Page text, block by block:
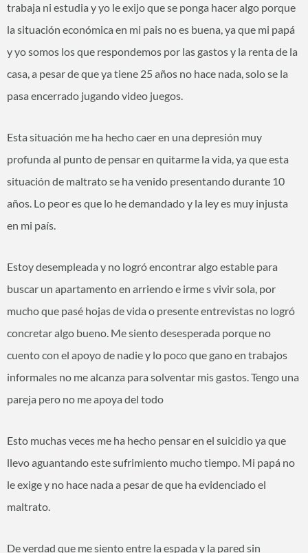
trabaja ni estudia y yo le exijo que se ponga hacer algo porque
la situación económica en mi pais no es buena, ya que mi papá
y yo somos los que respondemos por las gastos y la renta de la
casa, a pesar de que ya tiene 25 años no hace nada, solo se la
pasa encerrado jugando video juegos.
Esta situación me ha hecho caer en una depresión muy
profunda al punto de pensar en quitarme la vida, ya que esta
situación de maltrato se ha venido presentando durante 10
años. Lo peor es que lo he demandado y la ley es muy injusta
en mi país.
Estoy desempleada y no logró encontrar algo estable para
buscar un apartamento en arriendo e irme s vivir sola, por
mucho que pasé hojas de vida o presente entrevistas no logró
concretar algo bueno. Me siento desesperada porque no
cuento con el apoyo de nadie y lo poco que gano en trabajos
informales no me alcanza para solventar mis gastos. Tengo una
pareja pero no me apoya del todo
Esto muchas veces me ha hecho pensar en el suicidio ya que
llevo aguantando este sufrimiento mucho tiempo. Mi papá no
le exige y no hace nada a pesar de que ha evidenciado el
maltrato.
De verdad que me siento entre la espada y la pared sin